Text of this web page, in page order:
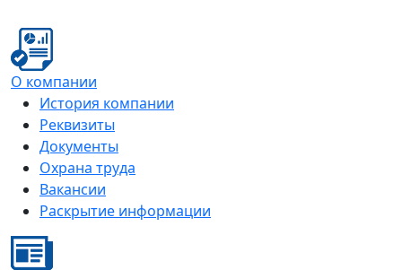
О компании
История компании
Реквизиты
Документы
Охрана труда
Вакансии
Раскрытие информации